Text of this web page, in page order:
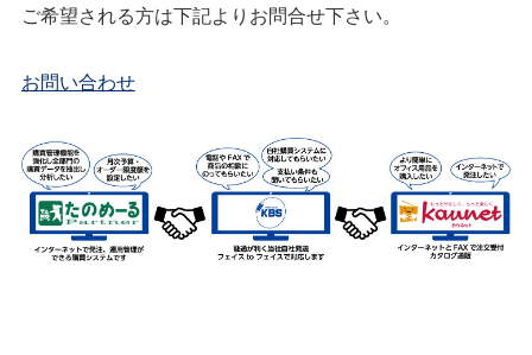
ご希望される方は下記よりお問合せ下さい。
お問い合わせ